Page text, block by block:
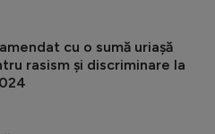
cu o sumă uriașă
rasism și discriminare la